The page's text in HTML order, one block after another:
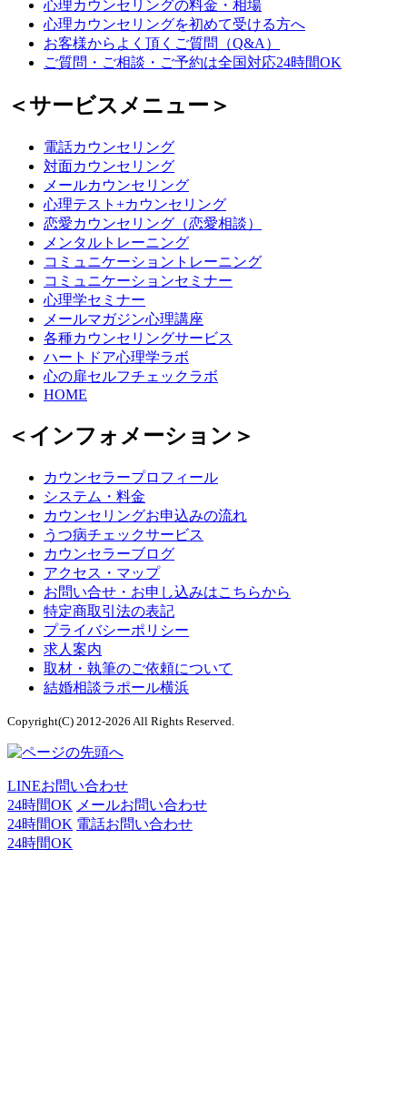
心理カウンセリングの料金・相場
心理カウンセリングを初めて受ける方へ
お客様からよく頂くご質問（Q&A）
ご質問・ご相談・ご予約は全国対応24時間OK
＜サービスメニュー＞
電話カウンセリング
対面カウンセリング
メールカウンセリング
心理テスト+カウンセリング
恋愛カウンセリング（恋愛相談）
メンタルトレーニング
コミュニケーショントレーニング
コミュニケーションセミナー
心理学セミナー
メールマガジン心理講座
各種カウンセリングサービス
ハートドア心理学ラボ
心の扉セルフチェックラボ
HOME
＜インフォメーション＞
カウンセラープロフィール
システム・料金
カウンセリングお申込みの流れ
うつ病チェックサービス
カウンセラーブログ
アクセス・マップ
お問い合せ・お申し込みはこちらから
特定商取引法の表記
プライバシーポリシー
求人案内
取材・執筆のご依頼について
結婚相談ラポール横浜
Copyright(C) 2012-2026 All Rights Reserved.
LINEお問い合わせ
24時間OK メールお問い合わせ
24時間OK 電話お問い合わせ
24時間OK